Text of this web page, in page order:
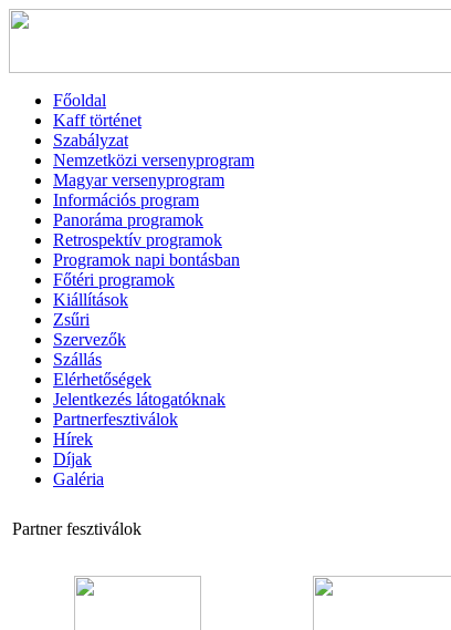
Főoldal
Kaff történet
Szabályzat
Nemzetközi versenyprogram
Magyar versenyprogram
Információs program
Panoráma programok
Retrospektív programok
Programok napi bontásban
Főtéri programok
Kiállítások
Zsűri
Szervezők
Szállás
Elérhetőségek
Jelentkezés látogatóknak
Partnerfesztiválok
Hírek
Díjak
Galéria
Partner fesztiválok